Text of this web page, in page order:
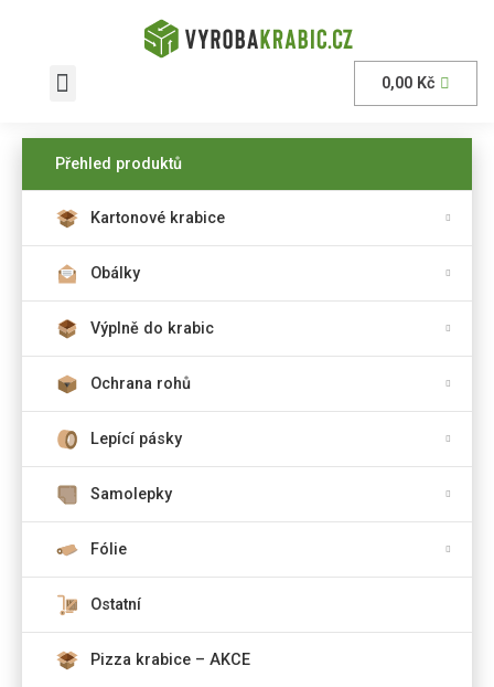
0,00 Kč
Přehled produktů
Kartonové krabice
Obálky
Výplně do krabic
Ochrana rohů
Lepící pásky
Samolepky
Fólie
Ostatní
Pizza krabice – AKCE